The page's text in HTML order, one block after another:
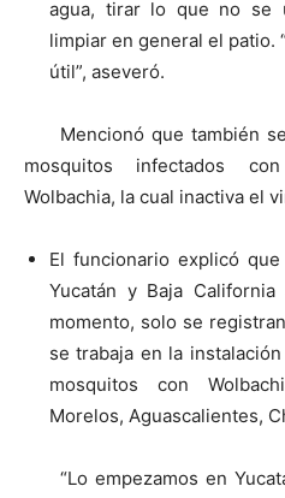
agua, tirar lo que no se
limpiar en general el patio.
útil”, aseveró.
Mencionó que también
mosquitos infectados
Wolbachia, la cual inactiva el
El funcionario explicó
Yucatán y Baja
momento, solo se
se trabaja en la
mosquitos con
Morelos, Aguascalientes,
“Lo empezamos en